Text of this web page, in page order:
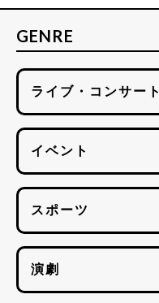
GENRE
ライブ・コンサート
イベント
スポーツ
演劇